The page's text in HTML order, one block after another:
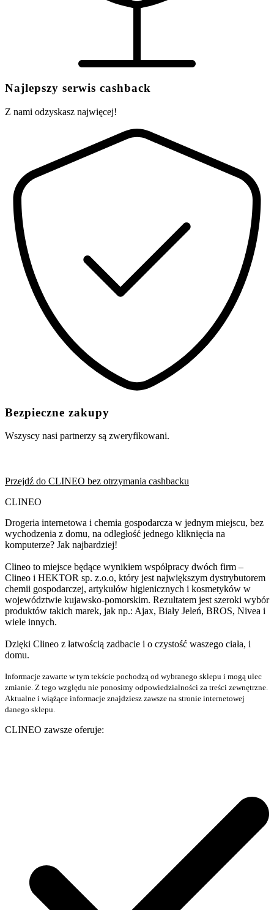
Najlepszy serwis cashback
Z nami odzyskasz najwięcej!
Bezpieczne zakupy
Wszyscy nasi partnerzy są zweryfikowani.
Przejdź do CLINEO bez otrzymania cashbacku
CLINEO
Drogeria internetowa i chemia gospodarcza w jednym miejscu, bez
wychodzenia z domu, na odległość jednego kliknięcia na
komputerze? Jak najbardziej!
Clineo to miejsce będące wynikiem współpracy dwóch firm –
Clineo i HEKTOR sp. z.o.o, który jest największym dystrybutorem
chemii gospodarczej, artykułów higienicznych i kosmetyków w
województwie kujawsko-pomorskim. Rezultatem jest szeroki wybór
produktów takich marek, jak np.: Ajax, Biały Jeleń, BROS, Nivea i
wiele innych.
Dzięki Clineo z łatwością zadbacie i o czystość waszego ciała, i
domu.
Informacje zawarte w tym tekście pochodzą od wybranego sklepu i mogą ulec
zmianie. Z tego względu nie ponosimy odpowiedzialności za treści zewnętrzne.
Aktualne i wiążące informacje znajdziesz zawsze na stronie internetowej
danego sklepu.
CLINEO zawsze oferuje: